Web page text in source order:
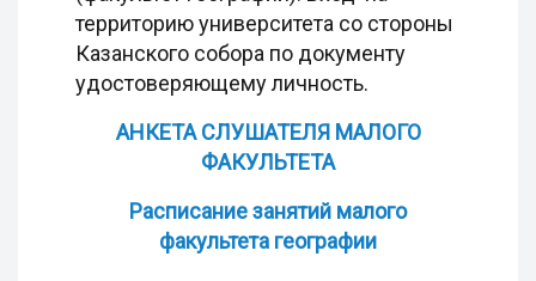
территорию университета со стороны
Казанского собора по документу
удостоверяющему личность.
АНКЕТА СЛУШАТЕЛЯ МАЛОГО
ФАКУЛЬТЕТА
Расписание занятий малого
факультета географии